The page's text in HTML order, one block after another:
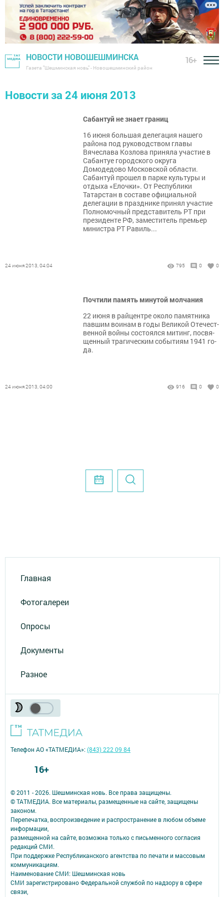
НОВОСТИ НОВОШЕШМИНСКА
Газета "Шешминская новь" - Новошешминский район
16+
Новости за 24 июня 2013
Сабантуй не знает границ
16 июня большая делегация нашего
района под руководством главы
Вячеслава Козлова приняла участие в
Сабантуе городского округа
Домодедово Московской области.
Сабантуй прошел в парке культуры и
отдыха «Елочки». От Республики
Татарстан в составе официальной
делегации в празднике принял участие
Полномочный представитель РТ при
президенте РФ, заместитель премьер
министра РТ Равиль...
24 июня 2013, 04:04 795 0 0
Почтили память минутой молчания
22 ию­ня в рай­цент­ре око­ло па­мят­ни­ка
пав­шим во­и­нам в го­ды Ве­ли­кой Оте­чест­
вен­ной вой­ны сос­то­ял­ся ми­тинг, пос­вя­
щен­ный тра­ги­чес­ким со­бы­ти­ям 1941 го­
да.
24 июня 2013, 04:00 916 0 0
Главная
Фотогалереи
Опросы
Документы
Разное
© 2011 - 2026. Шешминская новь. Все права защищены.
© ТАТМЕДИА. Все материалы, размещенные на сайте, защищены
законом.
Перепечатка, воспроизведение и распространение в любом объеме
информации,
размещенной на сайте, возможна только с письменного согласия
редакций СМИ.
При поддержке Республиканского агентства по печати и массовым
коммуникациям.
Наименование СМИ: Шешминская новь
СМИ зарегистрировано Федеральной службой по надзору в сфере
связи,
Телефон АО «ТАТМЕДИА»:(843) 222 09 84
16+